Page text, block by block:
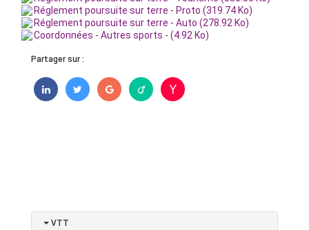
Réglement poursuite sur terre - Proto (319.74 Ko)
Réglement poursuite sur terre - Auto (278.92 Ko)
Coordonnées - Autres sports - (4.92 Ko)
Partager sur :
VTT